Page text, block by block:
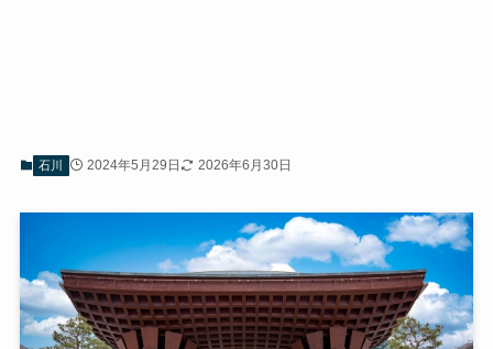
石川 2024年5月29日 2026年6月30日